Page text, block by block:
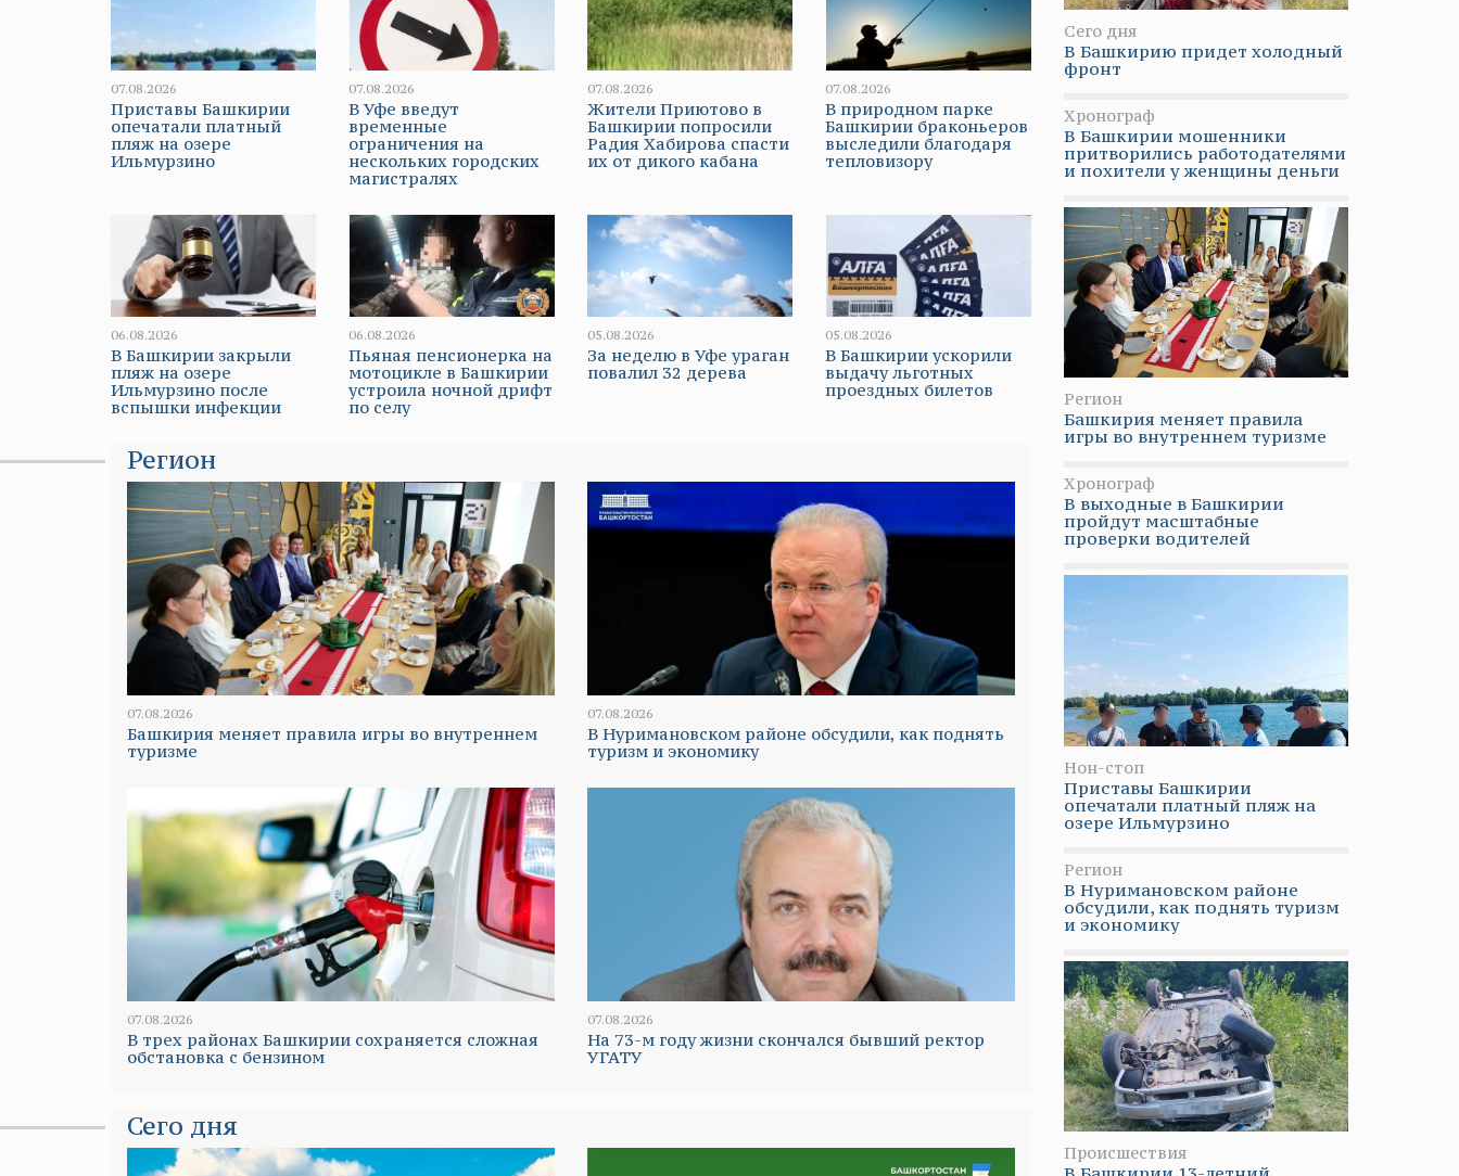
07.08.2026
Приставы Башкирии
опечатали платный
пляж на озере
Ильмурзино
07.08.2026
В Уфе введут
временные
ограничения на
нескольких городских
магистралях
07.08.2026
Жители Приютово в
Башкирии попросили
Радия Хабирова спасти
их от дикого кабана
07.08.2026
В природном парке
Башкирии браконьеров
выследили благодаря
тепловизору
06.08.2026
В Башкирии закрыли
пляж на озере
Ильмурзино после
вспышки инфекции
06.08.2026
Пьяная пенсионерка на
мотоцикле в Башкирии
устроила ночной дрифт
по селу
05.08.2026
За неделю в Уфе ураган
повалил 32 дерева
05.08.2026
В Башкирии ускорили
выдачу льготных
проездных билетов
Регион
07.08.2026
Башкирия меняет правила игры во внутреннем
туризме
07.08.2026
В Нуримановском районе обсудили, как поднять
туризм и экономику
07.08.2026
В трех районах Башкирии сохраняется сложная
обстановка с бензином
07.08.2026
На 73-м году жизни скончался бывший ректор
УГАТУ
Сего дня
Сего дня
В Башкирию придет холодный
фронт
Хронограф
В Башкирии мошенники
притворились работодателями
и похители у женщины деньги
Регион
Башкирия меняет правила
игры во внутреннем туризме
Хронограф
В выходные в Башкирии
пройдут масштабные
проверки водителей
Нон-стоп
Приставы Башкирии
опечатали платный пляж на
озере Ильмурзино
Регион
В Нуримановском районе
обсудили, как поднять туризм
и экономику
Происшествия